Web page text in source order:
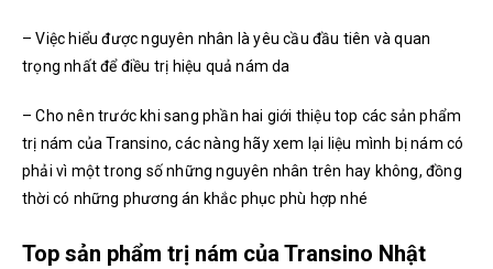
– Việc hiểu được nguyên nhân là yêu cầu đầu tiên và quan
trọng nhất để điều trị hiệu quả nám da
– Cho nên trước khi sang phần hai giới thiệu top các sản phẩm
trị nám của Transino, các nàng hãy xem lại liệu mình bị nám có
phải vì một trong số những nguyên nhân trên hay không, đồng
thời có những phương án khắc phục phù hợp nhé
Top sản phẩm trị nám của Transino Nhật